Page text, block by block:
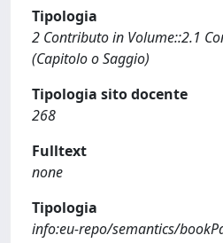
Tipologia
2 Contributo in Volume::2.1
(Capitolo o Saggio)
Tipologia sito docente
268
Fulltext
none
Tipologia
info:eu-repo/semantics/